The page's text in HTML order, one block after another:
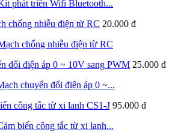
phát triển Wifi Bluetooth...
20.000 đ
chống nhiễu điện từ RC
25.000 đ
chuyển đổi điện áp 0 ~...
95.000 đ
biến công tắc từ xi lanh...